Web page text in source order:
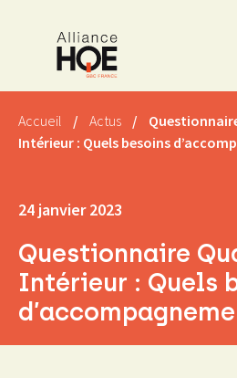
Accueil / Actus /
Intérieur : Quels besoins
24 janvier 2023
Questionnaire
Intérieur : Quels